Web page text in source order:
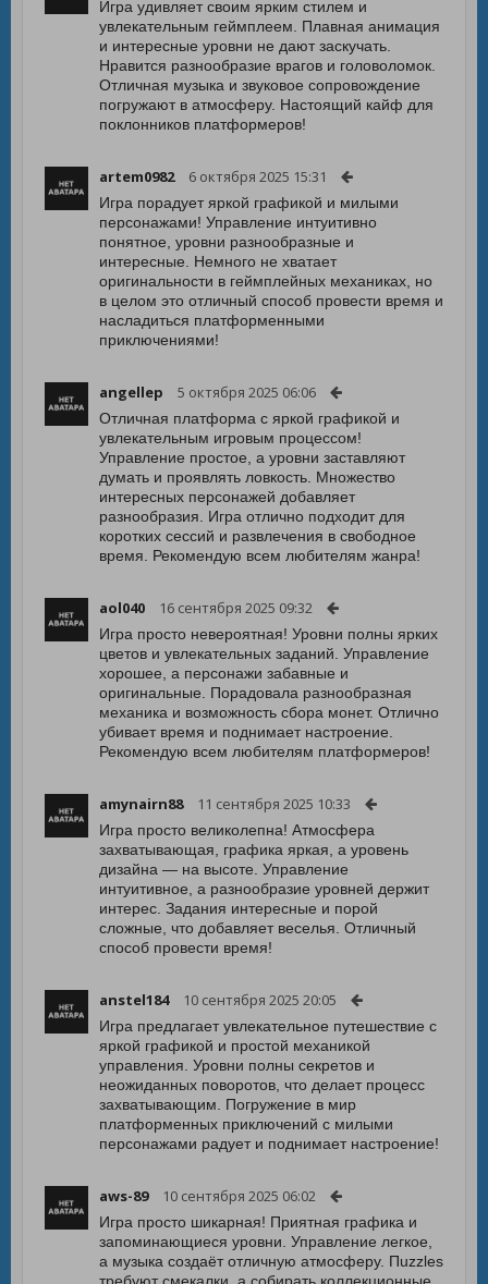
Игра удивляет своим ярким стилем и
увлекательным геймплеем. Плавная анимация
и интересные уровни не дают заскучать.
Нравится разнообразие врагов и головоломок.
Отличная музыка и звуковое сопровождение
погружают в атмосферу. Настоящий кайф для
поклонников платформеров!
artem0982 6 октября 2025 15:31
Игра порадует яркой графикой и милыми
персонажами! Управление интуитивно
понятное, уровни разнообразные и
интересные. Немного не хватает
оригинальности в геймплейных механиках, но
в целом это отличный способ провести время и
насладиться платформенными
приключениями!
angellep 5 октября 2025 06:06
Отличная платформа с яркой графикой и
увлекательным игровым процессом!
Управление простое, а уровни заставляют
думать и проявлять ловкость. Множество
интересных персонажей добавляет
разнообразия. Игра отлично подходит для
коротких сессий и развлечения в свободное
время. Рекомендую всем любителям жанра!
aol040 16 сентября 2025 09:32
Игра просто невероятная! Уровни полны ярких
цветов и увлекательных заданий. Управление
хорошее, а персонажи забавные и
оригинальные. Порадовала разнообразная
механика и возможность сбора монет. Отлично
убивает время и поднимает настроение.
Рекомендую всем любителям платформеров!
amynairn88 11 сентября 2025 10:33
Игра просто великолепна! Атмосфера
захватывающая, графика яркая, а уровень
дизайна — на высоте. Управление
интуитивное, а разнообразие уровней держит
интерес. Задания интересные и порой
сложные, что добавляет веселья. Отличный
способ провести время!
anstel184 10 сентября 2025 20:05
Игра предлагает увлекательное путешествие с
яркой графикой и простой механикой
управления. Уровни полны секретов и
неожиданных поворотов, что делает процесс
захватывающим. Погружение в мир
платформенных приключений с милыми
персонажами радует и поднимает настроение!
aws-89 10 сентября 2025 06:02
Игра просто шикарная! Приятная графика и
запоминающиеся уровни. Управление легкое,
а музыка создаёт отличную атмосферу. Пuzzles